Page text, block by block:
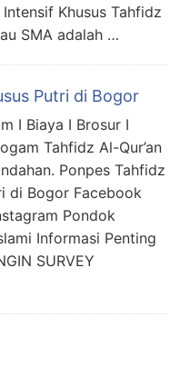
Khusus Tahfidz
SMA adalah …
Putri di Bogor
I Biaya I Brosur I
Tahfidz Al-Qur’an
Ponpes Tahfidz
di Bogor Facebook
Pondok
Informasi Penting
SURVEY